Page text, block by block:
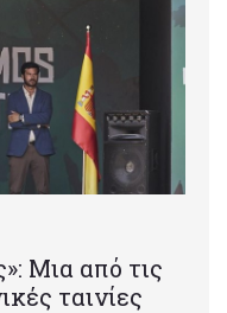
Mια από τις
ταινίες